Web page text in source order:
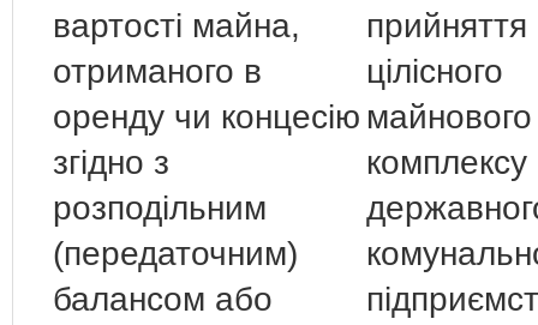
вартості майна,
отриманого в
оренду чи концесію
згідно з
розподільним
(передаточним)
балансом або
прийняття
цілісного
майнового
комплексу